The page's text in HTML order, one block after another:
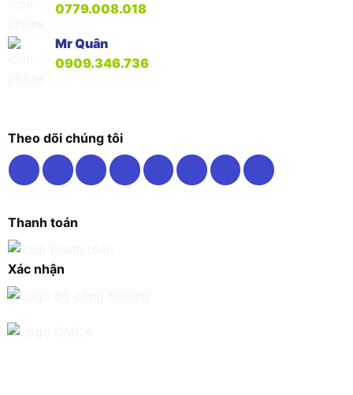
0779.008.018
Mr Quân
0909.346.736
Theo dõi chúng tôi
Thanh toán
Xác nhận